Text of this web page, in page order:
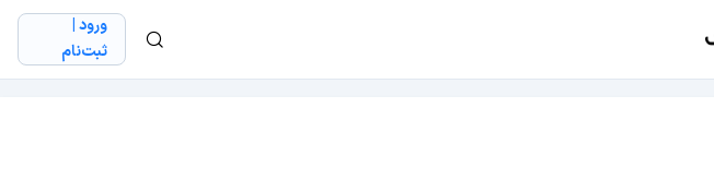
ورود |
ثبت‌نام